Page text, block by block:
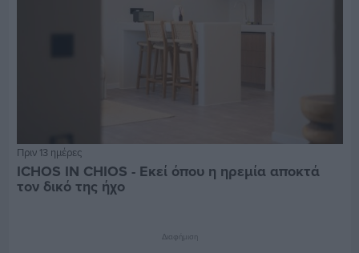
Πριν 13 ημέρες
ICHOS IN CHIOS - Εκεί όπου η ηρεμία αποκτά
τον δικό της ήχο
Διαφήμιση